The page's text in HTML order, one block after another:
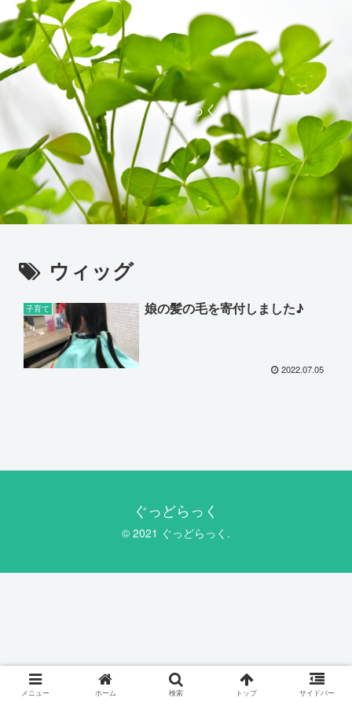
ぐっどらっく
ウィッグ
子育て 娘の髪の毛を寄付しました♪
2022.07.05
ぐっどらっく
© 2021 ぐっどらっく.
メニュー ホーム 検索 トップ サイドバー